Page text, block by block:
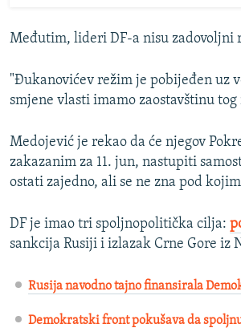
Međutim, lideri DF-a nisu
"Đukanovićev režim je pobijeđen uz
smjene vlasti imamo zaostavštinu
Medojević je rekao da će njegov
zakazanim za 11. jun, nastupiti
ostati zajedno, ali se ne zna pod
DF je imao tri spoljnopolitička cilja:
sankcija Rusiji i izlazak Crne Gore iz
Rusija navodno tajno finansirala
Demokratski front pokušava da